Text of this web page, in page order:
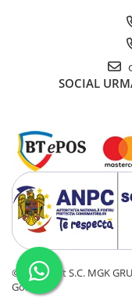
SOCIAL
©Copyright S.C. MGK
Gomag